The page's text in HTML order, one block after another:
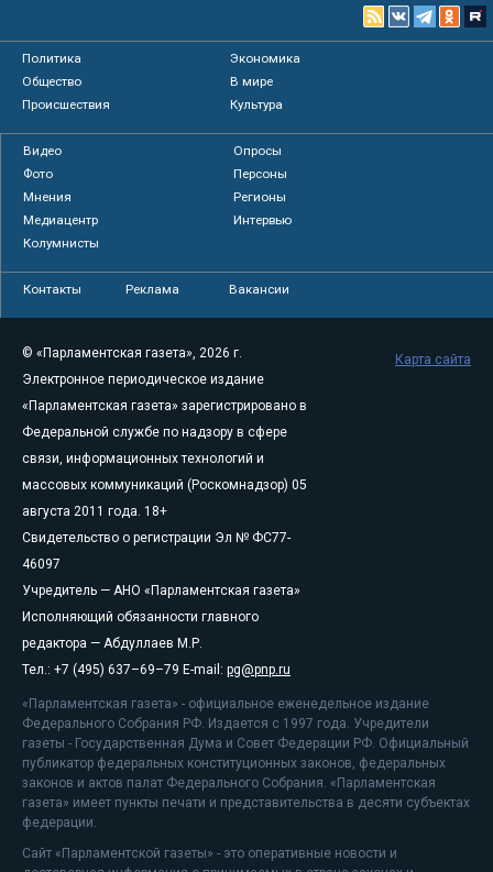
Политика
Экономика
Общество
В мире
Происшествия
Культура
Видео
Опросы
Фото
Персоны
Мнения
Регионы
Медиацентр
Интервью
Колумнисты
Контакты Реклама Вакансии
© «Парламентская газета», 2026 г.
Электронное периодическое издание
«Парламентская газета» зарегистрировано в
Федеральной службе по надзору в сфере
связи, информационных технологий и
массовых коммуникаций (Роскомнадзор) 05
августа 2011 года. 18+
Свидетельство о регистрации Эл № ФС77-
46097
Учредитель — АНО «Парламентская газета»
Исполняющий обязанности главного
редактора — Абдуллаев М.Р.
Тел.: +7 (495) 637–69–79 E-mail: pg@pnp.ru
«Парламентская газета» - официальное еженедельное издание
Федерального Собрания РФ. Издается с 1997 года. Учредители
газеты - Государственная Дума и Совет Федерации РФ. Официальный
публикатор федеральных конституционных законов, федеральных
законов и актов палат Федерального Собрания. «Парламентская
газета» имеет пункты печати и представительства в десяти субъектах
федерации.
Сайт «Парламентской газеты» - это оперативные новости и
Карта сайта